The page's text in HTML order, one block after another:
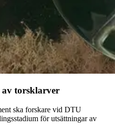
torsklarver
ska forskare vid DTU
för utsättningar av